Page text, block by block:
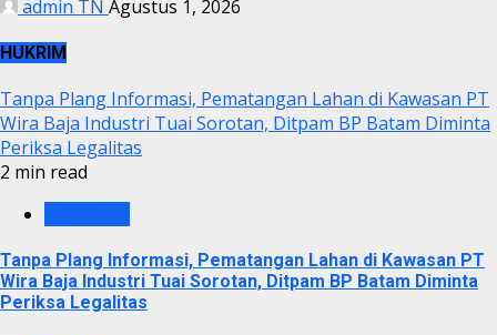
admin TN Agustus 1, 2026
HUKRIM
Tanpa Plang Informasi, Pematangan Lahan di Kawasan PT
Wira Baja Industri Tuai Sorotan, Ditpam BP Batam Diminta
Periksa Legalitas
2 min read
Tanpa Plang Informasi, Pematangan Lahan di Kawasan PT
Wira Baja Industri Tuai Sorotan, Ditpam BP Batam Diminta
Periksa Legalitas